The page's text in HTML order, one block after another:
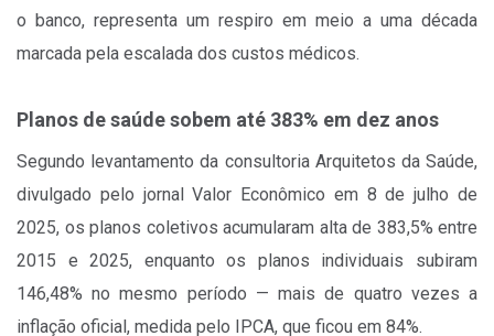
o banco, representa um respiro em meio a uma década
marcada pela escalada dos custos médicos.
Planos de saúde sobem até 383% em dez anos
Segundo levantamento da consultoria Arquitetos da Saúde,
divulgado pelo jornal Valor Econômico em 8 de julho de
2025, os planos coletivos acumularam alta de 383,5% entre
2015 e 2025, enquanto os planos individuais subiram
146,48% no mesmo período — mais de quatro vezes a
inflação oficial, medida pelo IPCA, que ficou em 84%.